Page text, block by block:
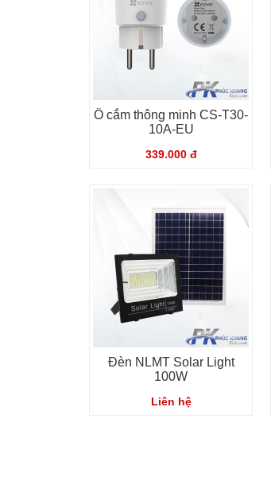
Ổ cắm thông minh CS-T30-
10A-EU
339.000 đ
Đèn NLMT Solar Light
100W
Liên hệ